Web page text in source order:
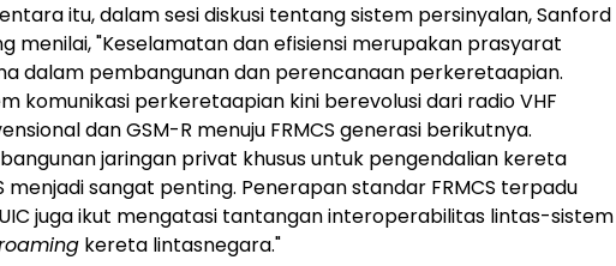
itu, dalam sesi diskusi tentang sistem persinyalan, Sanford
menilai, "Keselamatan dan efisiensi merupakan prasyarat
dalam pembangunan dan perencanaan perkeretaapian.
komunikasi perkeretaapian kini berevolusi dari radio VHF
dan GSM-R menuju FRMCS generasi berikutnya.
jaringan privat khusus untuk pengendalian kereta
menjadi sangat penting. Penerapan standar FRMCS terpadu
juga ikut mengatasi tantangan interoperabilitas lintas-sistem
kereta lintasnegara."